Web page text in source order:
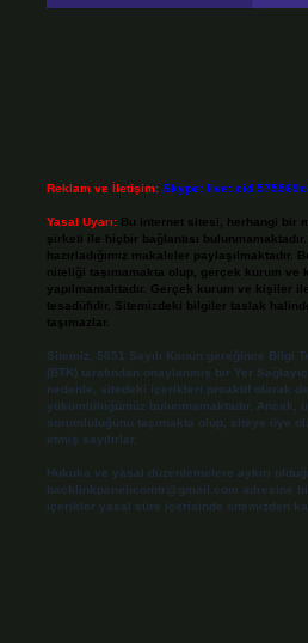
Reklam ve İletişim: Skype:
Yasal Uyarı: Bu internet sitesi, herhangi bir
şirketi ile hiçbir bağlantısı
hazırladığımız makaleler
niteliği taşımamakta olup, gerçek kurum ve
yapılmamaktadır. Gerçek kurum ve kişiler
tesadüfidir. Sitemizdeki bilgiler taslak
taşımazlar.
Sitemiz, 5651 Sayılı Kanun gereğince Bilgi
(BTK) tarafından onaylanmış bir Yer
nedenle, sitedeki içerikleri proaktif olarak
yükümlülüğümüz bulunmamaktadır. Ancak,
sorumluluğunu taşımakta olup, siteye üye
etmiş sayılırlar.
Hukuka ve yasal düzenlemelere aykırı
backlinkpanelicomtr@gmail.com adresine
içerikler yasal süre içerisinde sitemizden